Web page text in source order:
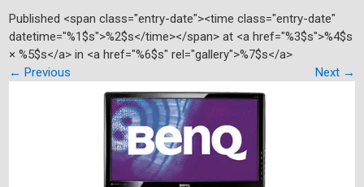
Published <span class="entry-date"><time class="entry-date"
datetime="%1$s">%2$s</time></span> at <a href="%3$s">%4$s
× %5$s</a> in <a href="%6$s" rel="gallery">%7$s</a>
← Previous Next →